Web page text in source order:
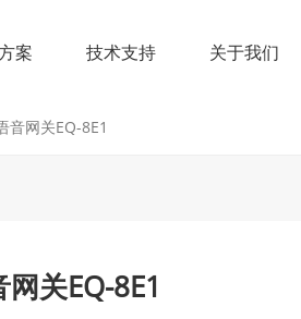
案 技术支持 关于我们
音网关EQ-8E1
关EQ-8E1